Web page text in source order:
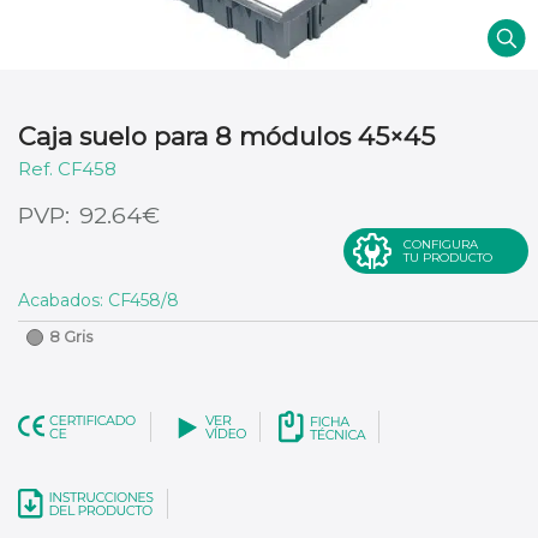
Caja suelo para 8 módulos 45×45
92.64€
CF458
CONFIGURA
TU PRODUCTO
Acabados: CF458/8
8 Gris